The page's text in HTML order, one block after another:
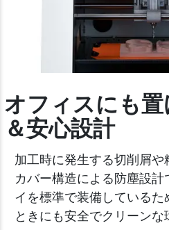
オフィスにも
＆安心設計
加工時に発生する切削屑
カバー構造による防塵設
イを標準で装備している
ときにも安全でクリーンな